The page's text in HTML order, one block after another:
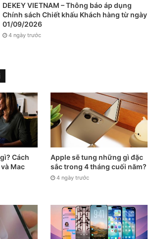
quan tâm đến video HDR, một trong
nên làm là tắt tính năng này.
trên iOS 14:
Video)
lại tùy chọn này vào bất kỳ lúc nào bạn
DEKEY VIETNAM – Thông báo áp dụng
Chính sách Chiết khấu Khách hàng từ ngày
01/09/2026
4 ngày trước
Cách
Mac
Apple sẽ tung những gì đặc
sắc trong 4 tháng cuối năm?
4 ngày trước